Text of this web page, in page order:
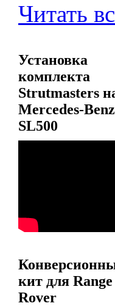
Читать
Установка
комплекта
Strutmasters
Mercedes-Benz
SL500
кит для Range
Rover